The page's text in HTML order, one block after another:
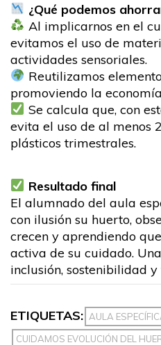
¿Qué podemos
Al implicarnos en el
evitamos el uso de
actividades sensoriales.
Reutilizamos
promoviendo la
Se calcula que, con
evita el uso de al menos
plásticos trimestrales.
Resultado final
El alumnado del aula
con ilusión su huerto,
crecen y aprendiendo
activa de su cuidado.
inclusión, sostenibilidad y
ETIQUETAS: AULA
CUIDAMOS EVOLUCIÓN DEL